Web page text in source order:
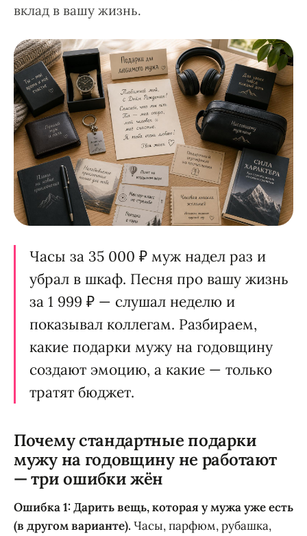
вклад в вашу жизнь.
Часы за 35 000 ₽ муж надел раз и
убрал в шкаф. Песня про вашу жизнь
за 1 999 ₽ — слушал неделю и
показывал коллегам. Разбираем,
какие подарки мужу на годовщину
создают эмоцию, а какие — только
тратят бюджет.
Почему стандартные подарки
мужу на годовщину не работают
— три ошибки жён
Ошибка 1: Дарить вещь, которая у мужа уже есть
(в другом варианте). Часы, парфюм, рубашка,